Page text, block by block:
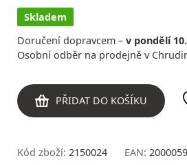
Skladem
Doručení dopravcem – v pondělí
Osobní odběr na prodejně v
PŘIDAT DO KOŠÍKU
Kód zboží: 2150024 EAN: